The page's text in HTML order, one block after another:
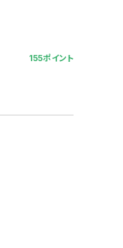
155ポイント